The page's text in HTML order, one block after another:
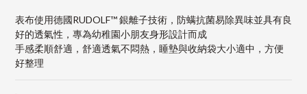
表布使用德國RUDOLF™ 銀離子技術，防螨抗菌易除異味並具有良
好的透氣性，專為幼稚園小朋友身形設計而成
手感柔順舒適，舒適透氣不悶熱，睡墊與收納袋大小適中，方便
好整理